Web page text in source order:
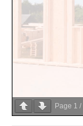
Page 1 /